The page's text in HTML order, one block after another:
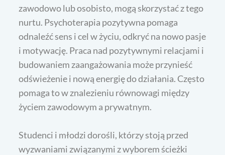
zawodowo lub osobisto, mogą skorzystać z tego
nurtu. Psychoterapia pozytywna pomaga
odnaleźć sens i cel w życiu, odkryć na nowo pasje
i motywację. Praca nad pozytywnymi relacjami i
budowaniem zaangażowania może przynieść
odświeżenie i nową energię do działania. Często
pomaga to w znalezieniu równowagi między
życiem zawodowym a prywatnym.
Studenci i młodzi dorośli, którzy stoją przed
wyzwaniami związanymi z wyborem ścieżki